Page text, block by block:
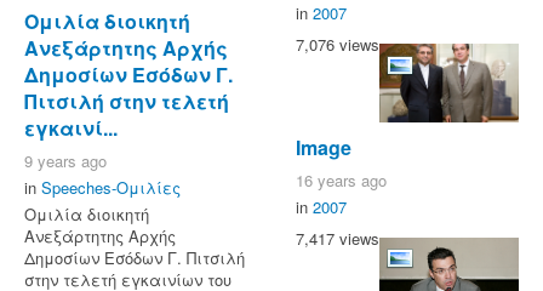
Ομιλία διοικητή
Ανεξάρτητης Αρχής
Δημοσίων Εσόδων Γ.
Πιτσιλή στην τελετή
εγκαινί...
9 years ago
in Speeches-Ομιλίες
Ομιλία διοικητή
Ανεξάρτητης Αρχής
Δημοσίων Εσόδων Γ. Πιτσιλή
στην τελετή εγκαινίων του
in 2007
7,076 views
Image
16 years ago
in 2007
7,417 views